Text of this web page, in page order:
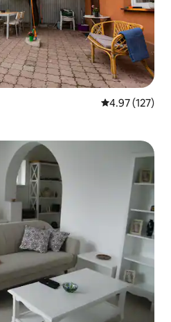
औसत रेटिंग 5 में से
4.97 (127)